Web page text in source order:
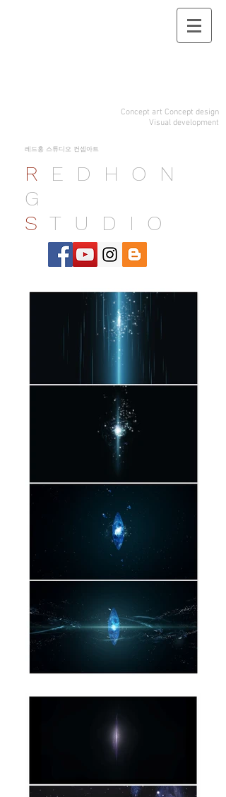
Concept art Concept design
Visual development
레드홍 스튜디오 컨셉아트
R E D H O N
G
S T U D I O